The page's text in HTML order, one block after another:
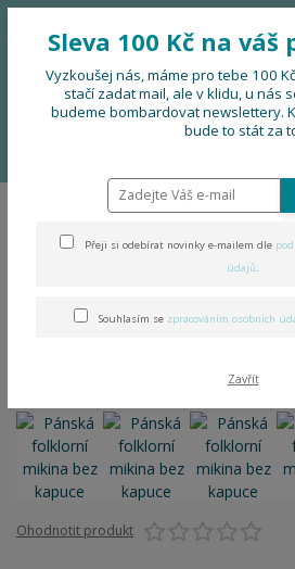
Pánská folklorní
Ohodnotit produkt
Sleva 100 Kč na
Vyzkoušej nás, máme pro tebe 100
stačí zadat mail, ale v klidu, u nás
budeme bombardovat newslettery.
bude to stát za
Přeji si odebírat novinky e-mailem dle
údajů.
Souhlasím se zpracováním osobních
Zavřít